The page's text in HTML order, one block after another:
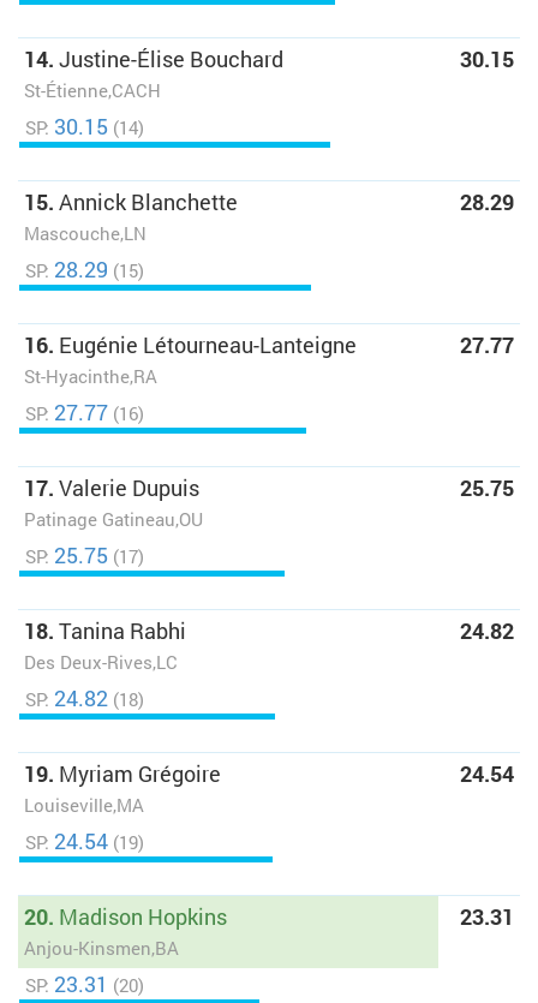
14. Justine-Élise Bouchard
St-Étienne,CACH
30.15
SP: 30.15 (14)
15. Annick Blanchette
Mascouche,LN
28.29
SP: 28.29 (15)
16. Eugénie Létourneau-Lanteigne
St-Hyacinthe,RA
27.77
SP: 27.77 (16)
17. Valerie Dupuis
Patinage Gatineau,OU
25.75
SP: 25.75 (17)
18. Tanina Rabhi
Des Deux-Rives,LC
24.82
SP: 24.82 (18)
19. Myriam Grégoire
Louiseville,MA
24.54
SP: 24.54 (19)
20. Madison Hopkins
Anjou-Kinsmen,BA
23.31
SP: 23.31 (20)